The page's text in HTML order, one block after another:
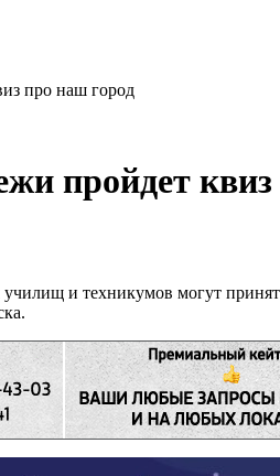
про наш город
пройдет
и техникумов могут